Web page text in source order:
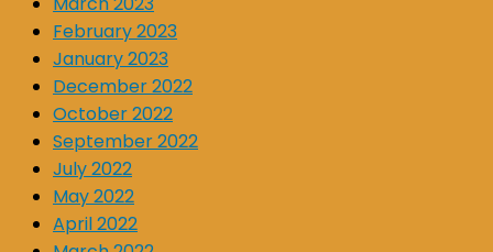
February 2023
January 2023
December 2022
October 2022
September 2022
July 2022
May 2022
April 2022